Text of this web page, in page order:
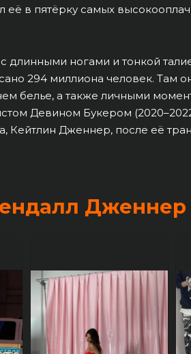
её в пятёрку самых
длинными ногами и тонкой
294 миллиона человек. Там
белье, а также личными
Девином Букером
Кейтлин Дженнер, после её
Дженнер